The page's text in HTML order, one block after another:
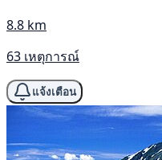
8.8 km
63 เหตุการณ์
แจ้งเตือน